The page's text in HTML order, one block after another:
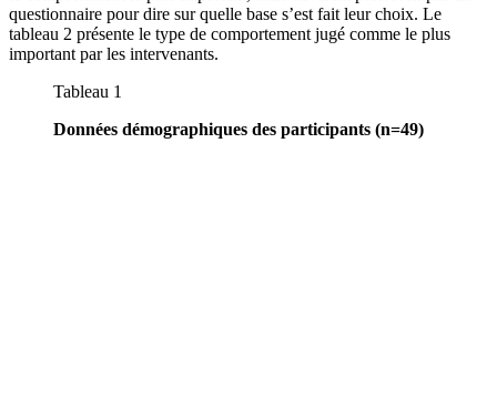
questionnaire pour dire sur quelle base s’est fait leur choix. Le
tableau 2 présente le type de comportement jugé comme le plus
important par les intervenants.
Tableau 1
Données démographiques des participants (n=49)